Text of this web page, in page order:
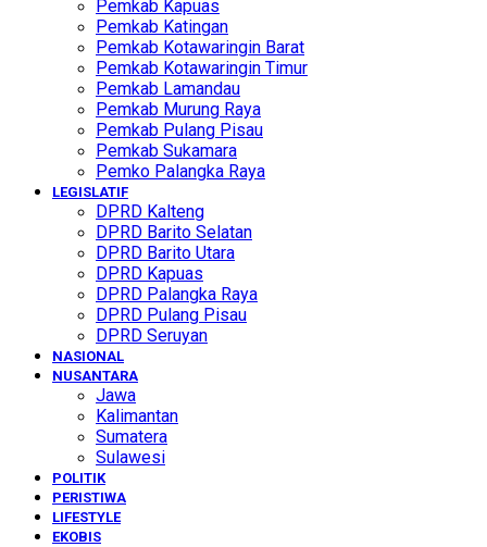
Pemkab Kapuas
Pemkab Katingan
Pemkab Kotawaringin Barat
Pemkab Kotawaringin Timur
Pemkab Lamandau
Pemkab Murung Raya
Pemkab Pulang Pisau
Pemkab Sukamara
Pemko Palangka Raya
LEGISLATIF
DPRD Kalteng
DPRD Barito Selatan
DPRD Barito Utara
DPRD Kapuas
DPRD Palangka Raya
DPRD Pulang Pisau
DPRD Seruyan
NASIONAL
NUSANTARA
Jawa
Kalimantan
Sumatera
Sulawesi
POLITIK
PERISTIWA
LIFESTYLE
EKOBIS